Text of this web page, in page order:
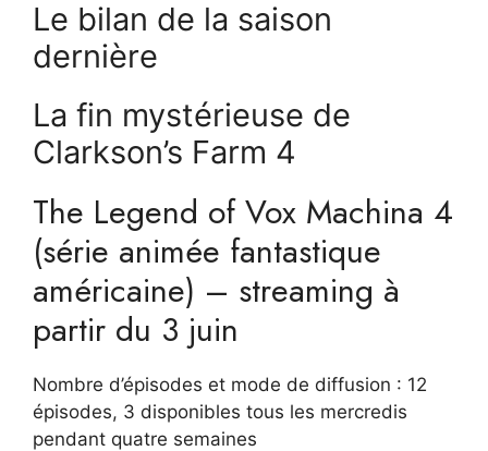
Le bilan de la saison
dernière
La fin mystérieuse de
Clarkson’s Farm 4
The Legend of Vox Machina 4
(série animée fantastique
américaine) – streaming à
partir du 3 juin
Nombre d’épisodes et mode de diffusion : 12
épisodes, 3 disponibles tous les mercredis
pendant quatre semaines